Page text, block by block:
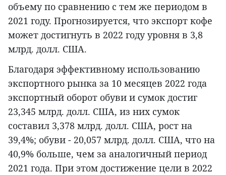
объему по сравнению с тем же периодом в
2021 году. Прогнозируется, что экспорт кофе
может достигнуть в 2022 году уровня в 3,8
млрд. долл. США.
Благодаря эффективному использованию
экспортного рынка за 10 месяцев 2022 года
экспортный оборот обуви и сумок достиг
23,345 млрд. долл. США, из них сумок
составил 3,378 млрд. долл. США, рост на
39,4%; обуви - 20,057 млрд. долл. США, что на
40,9% больше, чем за аналогичный период
2021 года. При этом достижение цели в 2022